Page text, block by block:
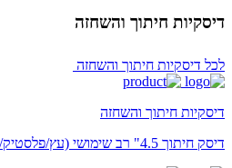
דיסקיות חיתוך והשחזה
לכל דיסקיות חיתוך והשחזה
דיסקיות חיתוך והשחזה
דיסק חיתוך 4.5" רב שימושי (עץ/פלסטיק/גבס)